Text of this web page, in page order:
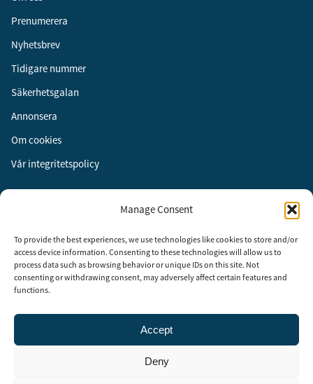
Manage Consent
To provide the best experiences, we use technologies like cookies to store and/or
access device information. Consenting to these technologies will allow us to
process data such as browsing behavior or unique IDs on this site. Not
consenting or withdrawing consent, may adversely affect certain features and
functions.
Accept
Deny
Prenumerera
Nyhetsbrev
Tidigare nummer
Säkerhetsgalan
Annonsera
Om cookies
Vår integritetspolicy
Instagram
LinkedIn
Säkerhet år 2003 för att stimulera, utveckla och informera om